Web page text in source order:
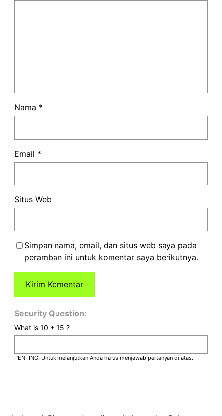
Nama *
Email *
Situs Web
Simpan nama, email, dan situs web saya pada
peramban ini untuk komentar saya berikutnya.
Security Question:
What is 10 + 15 ?
PENTING! Untuk melanjutkan Anda harus menjawab pertanyan di atas.